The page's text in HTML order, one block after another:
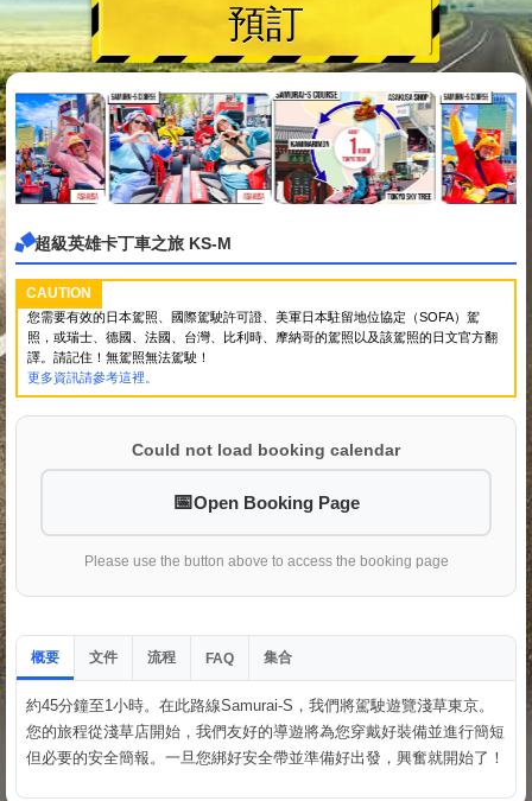
預訂
超級英雄卡丁車之旅 KS-M
CAUTION
您需要有效的日本駕照、國際駕駛許可證、美軍日本駐留地位協定（SOFA）駕
照，或瑞士、德國、法國、台灣、比利時、摩納哥的駕照以及該駕照的日文官方翻
譯。請記住！無駕照無法駕駛！
更多資訊請參考這裡。
Could not load booking calendar
Open Booking Page
Please use the button above to access the booking page
概要 文件 流程 FAQ 集合
約45分鐘至1小時。在此路線Samurai-S，我們將駕駛遊覽淺草東京。
您的旅程從淺草店開始，我們友好的導遊將為您穿戴好裝備並進行簡短
但必要的安全簡報。一旦您綁好安全帶並準備好出發，興奮就開始了！